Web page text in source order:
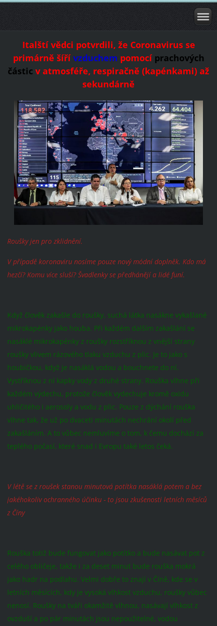
Italští vědci potvrdili, že Coronavirus se
primárně šíří vzduchem pomocí prachových
částic v atmosféře, respiračně (kapénkami) až
sekundárně
Roušky jen pro zklidnění.
V případě koronaviru nosíme pouze nový módní doplněk. Kdo má
hezčí? Komu více sluší? Švadlenky se předhánějí a lidé funí.
Když člověk zakašle do roušky, suchá látka nasákne vykašlané
mikrokapénky jako houba. Při každém dalším zakašlání se
nasáklé mikrokapénky z roušky rozstříknou z vnější strany
roušky vlivem rázového tlaku vzduchu z plic. Je to jako s
houbičkou, když je nasáklá vodou a bouchnete do ní.
Vystříknou z ní kapky vody z druhé strany. Rouška vlhne při
každém výdechu, protože člověk vydechuje kromě oxidu
uhličitého i aerosoly a vodu z plic. Pouze z dýchání rouška
vlhne tak, že už po dvaceti minutách nechrání okolí před
zakašláním. A to vůbec nemluvíme o tom, k čemu dochází za
teplého počasí, které snad i Evropu také letos čeká.
V létě se z roušek stanou minutová potítka nasáklá potem a bez
jakéhokoliv ochranného účinku - to jsou zkušenosti letních měsíců
z Číny
Rouška totiž bude fungovat jako potítko a bude nasávat pot z
celého obličeje, takže i za deset minut bude rouška mokrá
jako hadr na podlahu. Velmi dobře to znají v Číně, kde se v
letních měsících, kdy je vysoká vlhkost vzduchu, roušky vůbec
nenosí. Roušky na tváři okamžitě vlhnou, nasávají vlhkost z
ovzduší a po pár minutách jsou nepoužitelné, vodou